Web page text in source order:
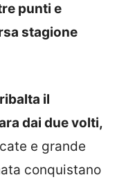
punti e
stagione
il
dai due volti,
e grande
conquistano